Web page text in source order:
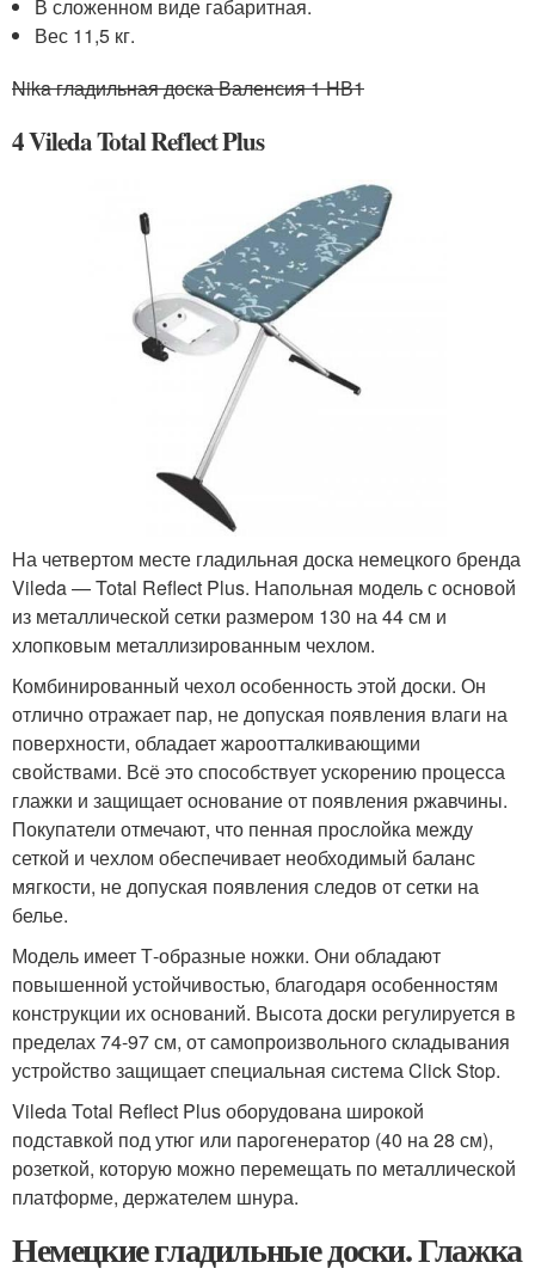
В сложенном виде габаритная.
Вес 11,5 кг.
Nika гладильная доска Валенсия 1 НВ1
4 Vileda Total Reflect Plus
На четвертом месте гладильная доска немецкого бренда
Vileda — Total Reflect Plus. Напольная модель с основой
из металлической сетки размером 130 на 44 см и
хлопковым металлизированным чехлом.
Комбинированный чехол особенность этой доски. Он
отлично отражает пар, не допуская появления влаги на
поверхности, обладает жароотталкивающими
свойствами. Всё это способствует ускорению процесса
глажки и защищает основание от появления ржавчины.
Покупатели отмечают, что пенная прослойка между
сеткой и чехлом обеспечивает необходимый баланс
мягкости, не допуская появления следов от сетки на
белье.
Модель имеет Т-образные ножки. Они обладают
повышенной устойчивостью, благодаря особенностям
конструкции их оснований. Высота доски регулируется в
пределах 74-97 см, от самопроизвольного складывания
устройство защищает специальная система Click Stop.
Vileda Total Reflect Plus оборудована широкой
подставкой под утюг или парогенератор (40 на 28 см),
розеткой, которую можно перемещать по металлической
платформе, держателем шнура.
Немецкие гладильные доски. Глажка